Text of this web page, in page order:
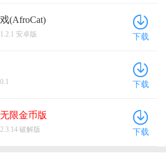
(AfroCat)
安卓版 下载
下载
无限金币版
破解版 下载